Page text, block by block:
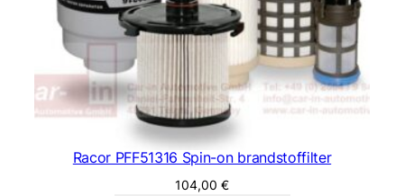
Racor PFF51316 Spin-on brandstoffilter
104,00 €